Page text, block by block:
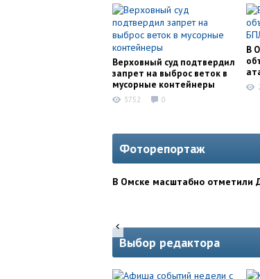
Верховный суд подтвердил
запрет на выброс веток в
мусорные контейнеры
3752 0
В
Фоторепортаж
В Омске масштабно отметили
Выбор редактора